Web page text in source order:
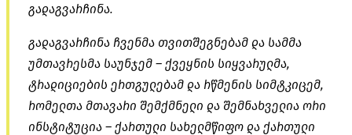
გადაგვარჩინა.
გადაგვარჩინა ჩვენმა თვითშეგნებამ და სამმა
უმთავრესმა საუნჯემ – ქვეყნის სიყვარულმა,
ტრადიციების ერთგულებამ და რწმენის სიმტკიცემ,
რომელთა მთავარი შემქმნელი და შემნახველია ორი
ინსტიტუცია – ქართული სახელმწიფო და ქართული